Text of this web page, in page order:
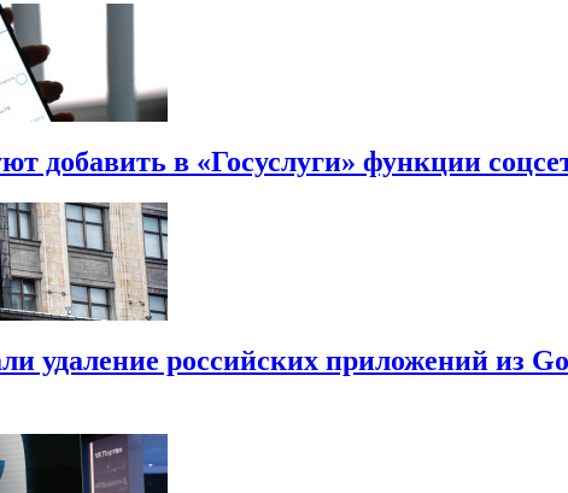
добавить в «Госуслуги» функции
удаление российских приложений из